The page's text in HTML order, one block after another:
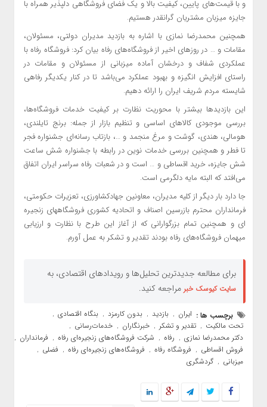
و با قیمت‌های پایین، کیفیت بالا و یک فضای فروشگاهی دلپذیر همراه با
جایزه میزبان مشتریان گرانقدر هستیم.
همچنین محمدرضا نمازی با اشاره به بازدید مدیران دولتی، مسئولان،
مقامات و … در روزهای اخیر از فروشگاه‌های رفاه بیان کرد: فروشگاه رفاه با
عملکردی شفاف و درخشان آماده میزبانی از مسئولان و مقامات در
راستای افزایش انگیزه و بهبود عملکرد می‌باشد تا در کنار یکدیگر رفاهی
شایسته مردم شریف ایران را ارائه دهیم.
این بازدیدها بیشتر با محوریت نظارت بر کیفیت خدمات فروشگاه‌ها،
بررسی موجودی کالاهای اساسی و تنظیم بازار از جمله: برنج تایلندی،
هومالی، هندی، گوشت و مرغ منجمد و …، بازتاب رسانه‌ای جشنواره فجر
تا فطر و همچنین بررسی خدمات نوین در رابطه با جشنواره شش ساعت
شش جایزه، خرید اقساطی و … است و در شعبات رفاه سراسر ایران اتفاق
می‌افتد که البته مایه دلگرمی است.
جا دارد بار دیگر از کلیه مدیران، معاونین جهادکشاورزی، تعزیرات حکومتی،
فرمانداران محترم بازرسین اصناف و اتحادیه کشوری فروشگاههای زنجیره
ای و همچنین تمام بزرگوارانی که از آغاز این طرح با نظارت و ارزیابی
میهمان فروشگاه‌های رفاه بودند تقدیر و تشکر به عمل آورم.
برای مطالعه جدیدترین تحلیل‌ها و رویدادهای اقتصادی، به
سایت کیوسک خبر مراجعه کنید.
برچسب ها : ایران , بازدید , بدون کارمزد , بنگاه اقتصادی ,
تحت مالکیت , تقدیر و تشکر , خبرنگاران , خدمات‌رسانی ,
دکتر محمدرضا نمازی , رفاه , شرکت فروشگاه‌های زنجیره‌ای رفاه , فرمانداران ,
فروش اقساطی , فروشگاه رفاه , فروشگاه‌های زنجیره‌ای رفاه , فضلی ,
میزبانی , گردشگری